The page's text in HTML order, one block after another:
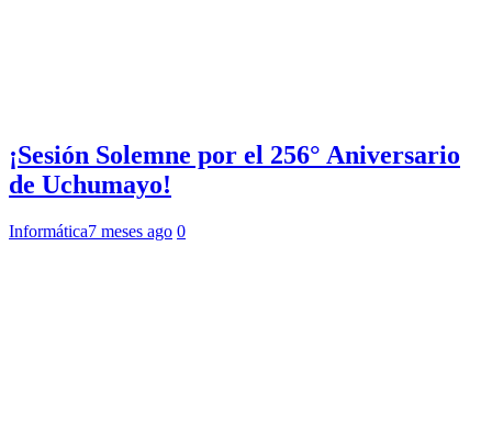
¡Sesión Solemne por el 256° Aniversario
de Uchumayo!
Informática7 meses ago 0